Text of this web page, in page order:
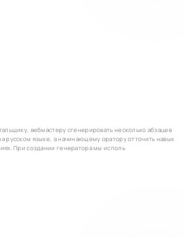
вебмастеру сгенерировать несколько абзацев
языке, а начинающему оратору отточить навык
При создании генератора мы исполь